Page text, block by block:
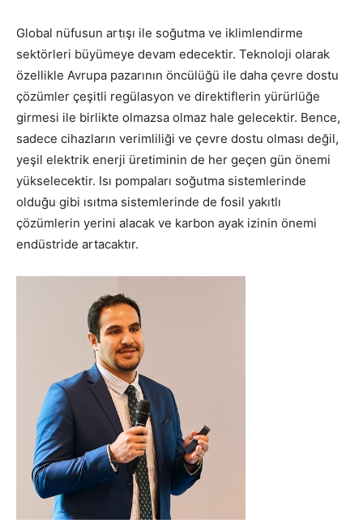
Global nüfusun artışı ile soğutma ve iklimlendirme
sektörleri büyümeye devam edecektir. Teknoloji olarak
özellikle Avrupa pazarının öncülüğü ile daha çevre dostu
çözümler çeşitli regülasyon ve direktiflerin yürürlüğe
girmesi ile birlikte olmazsa olmaz hale gelecektir. Bence,
sadece cihazların verimliliği ve çevre dostu olması değil,
yeşil elektrik enerji üretiminin de her geçen gün önemi
yükselecektir. Isı pompaları soğutma sistemlerinde
olduğu gibi ısıtma sistemlerinde de fosil yakıtlı
çözümlerin yerini alacak ve karbon ayak izinin önemi
endüstride artacaktır.